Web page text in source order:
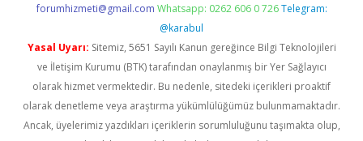
forumhizmeti@gmail.com Whatsapp: 0262 606 0 726 Telegram:
@karabul
Yasal Uyarı: Sitemiz, 5651 Sayılı Kanun gereğince Bilgi Teknolojileri
ve İletişim Kurumu (BTK) tarafından onaylanmış bir Yer Sağlayıcı
olarak hizmet vermektedir. Bu nedenle, sitedeki içerikleri proaktif
olarak denetleme veya araştırma yükümlülüğümüz bulunmamaktadır.
Ancak, üyelerimiz yazdıkları içeriklerin sorumluluğunu taşımakta olup,